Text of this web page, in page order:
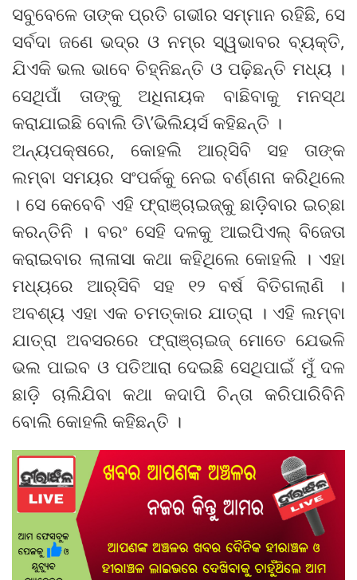
ସବୁବେଳେ ତାଙ୍କ ପ୍ରତି ଗଭୀର ସମ୍ମାନ ରହିଛି, ସେ
ସର୍ବଦା ଜଣେ ଭଦ୍ର ଓ ନମ୍ର ସ୍ୱଭାବର ବ୍ୟକ୍ତି,
ଯିଏକି ଭଲ ଭାବେ ଚିହ୍ନିଛନ୍ତି ଓ ପଢ଼ିଛନ୍ତି ମଧ୍ୟ ।
ସେଥିପାଁ ତାଙ୍କୁ ଅଧିନାୟକ ବାଛିବାକୁ ମନସ୍ଥ
କରାଯାଇଛି ବୋଲି ଡି\’ଭିଲିୟର୍ସ କହିଛନ୍ତି ।
ଅନ୍ୟପକ୍ଷରେ, କୋହଲି ଆର୍‌ସିବି ସହ ତାଙ୍କ
ଲମ୍ବା ସମୟର ସଂପର୍କକୁ ନେଇ ବର୍ଣ୍ଣନା କରିଥିଲେ
। ସେ କେବେବି ଏହି ଫ୍ରାଞ୍ଚାଇଜ୍‌କୁ ଛାଡ଼ିବାର ଇଚ୍ଛା
କରନ୍ତିନି । ବରଂ ସେହି ଦଳକୁ ଆଇପିଏଲ୍ ବିଜେତା
କରାଇବାର ଲାଳାସା କଥା କହିଥିଲେ କୋହଲି । ଏହା
ମଧ୍ୟରେ ଆର୍‌ସିବି ସହ ୧୨ ବର୍ଷ ବିତିଗଲାଣି ।
ଅବଶ୍ୟ ଏହା ଏକ ଚମତ୍କାର ଯାତ୍ରା । ଏହି ଲମ୍ବା
ଯାତ୍ରା ଅବସରରେ ଫ୍ରାଞ୍ଚାଇଜ୍ ମୋତେ ଯେଭଳି
ଭଲ ପାଇବ ଓ ପତିଆରା ଦେଇଛି ସେଥିପାଇଁ ମୁଁ ଦଳ
ଛାଡ଼ି ଚାଲିଯିବା କଥା କଦାପି ଚିନ୍ତା କରିପାରିବିନି
ବୋଲି କୋହଲି କହିଛନ୍ତି ।